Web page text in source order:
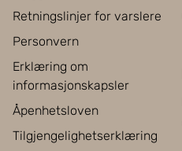
Retningslinjer for varslere
Personvern
Erklæring om
informasjonskapsler
Åpenhetsloven
Tilgjengelighetserklæring